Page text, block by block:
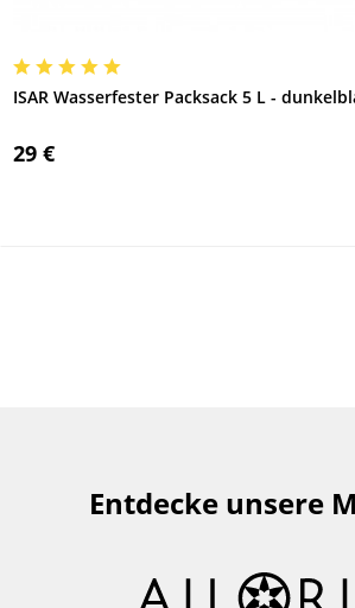
ISAR Wasserfester Packsack 5 L -
29 €
Entdecke unsere